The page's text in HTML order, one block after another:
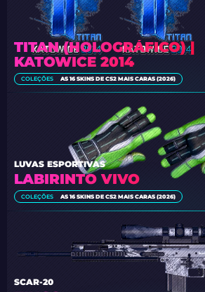
TITAN (HOLOGRÁFICO) |
KATOWICE 2014
COLEÇÕES AS 16 SKINS DE CS2 MAIS CARAS (2026)
LABIRINTO VIVO
LUVAS ESPORTIVAS
COLEÇÕES AS 16 SKINS DE CS2 MAIS CARAS (2026)
SCAR-20